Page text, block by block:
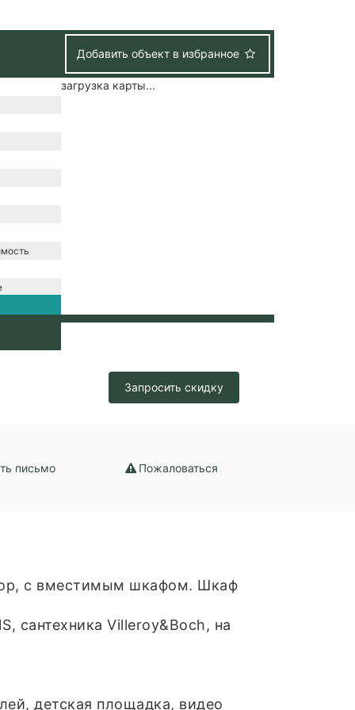
Добавить объект в избранное
загрузка карты...
Запросить скидку
письмо Пожаловаться
с вместимым шкафом. Шкаф
сантехника Villeroy&Boch, на
детская площадка, видео